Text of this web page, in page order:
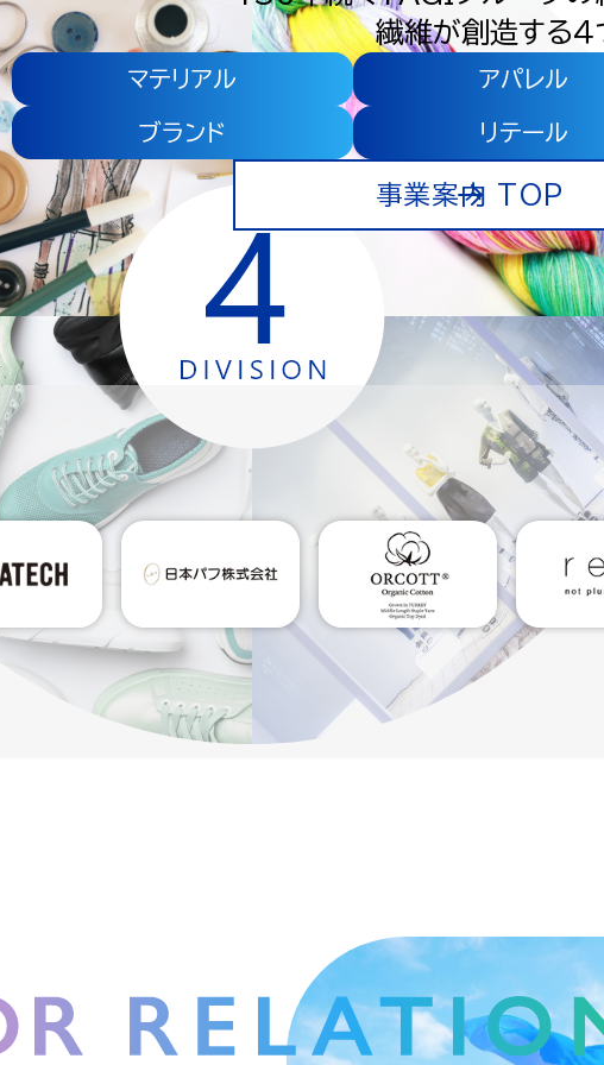
繊維が創造する
マテリアル アパレル
ブランド リテール
事業案内 TOP